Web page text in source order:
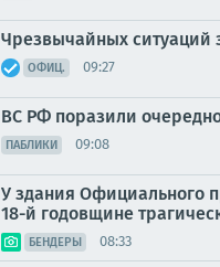
Чрезвычайных ситуаций
ОФИЦ. 09:27
ВС РФ поразили
ПАБЛИКИ 09:08
У здания Официального
18-й годовщине
БЕНДЕРЫ 08:33